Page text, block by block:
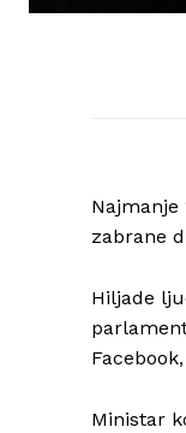
Najmanje
zabrane
Hiljade
Ministar